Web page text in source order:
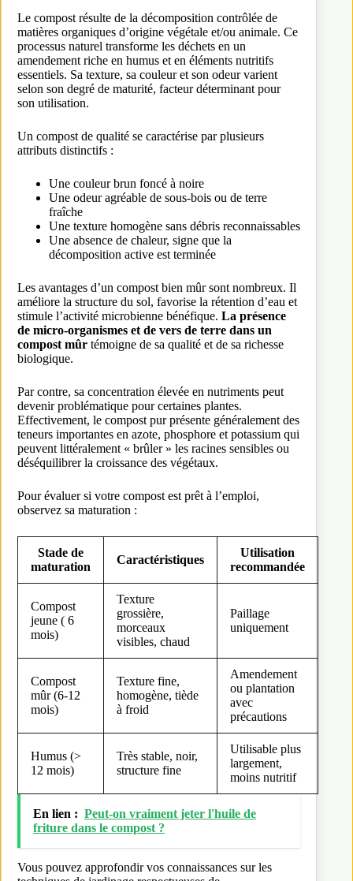
Le compost résulte de la décomposition contrôlée de
matières organiques d’origine végétale et/ou animale. Ce
processus naturel transforme les déchets en un
amendement riche en humus et en éléments nutritifs
essentiels. Sa texture, sa couleur et son odeur varient
selon son degré de maturité, facteur déterminant pour
son utilisation.
Un compost de qualité se caractérise par plusieurs
attributs distinctifs :
Une couleur brun foncé à noire
Une odeur agréable de sous-bois ou de terre
fraîche
Une texture homogène sans débris reconnaissables
Une absence de chaleur, signe que la
décomposition active est terminée
Les avantages d’un compost bien mûr sont nombreux. Il
améliore la structure du sol, favorise la rétention d’eau et
stimule l’activité microbienne bénéfique. La présence
de micro-organismes et de vers de terre dans un
compost mûr témoigne de sa qualité et de sa richesse
biologique.
Par contre, sa concentration élevée en nutriments peut
devenir problématique pour certaines plantes.
Effectivement, le compost pur présente généralement des
teneurs importantes en azote, phosphore et potassium qui
peuvent littéralement « brûler » les racines sensibles ou
déséquilibrer la croissance des végétaux.
Pour évaluer si votre compost est prêt à l’emploi,
observez sa maturation :
Stade de
maturation
Caractéristiques
Utilisation
recommandée
Compost
jeune ( 6
mois)
Texture
grossière,
morceaux
visibles, chaud
Paillage
uniquement
Compost
mûr (6-12
mois)
Texture fine,
homogène, tiède
à froid
Amendement
ou plantation
avec
précautions
Humus (>
12 mois)
Très stable, noir,
structure fine
Utilisable plus
largement,
moins nutritif
En lien : Peut-on vraiment jeter l'huile de
friture dans le compost ?
Vous pouvez approfondir vos connaissances sur les